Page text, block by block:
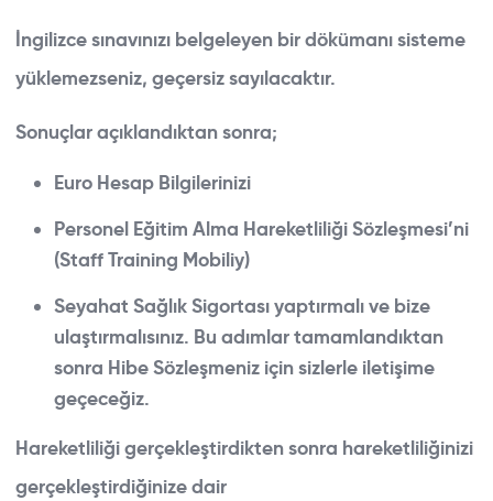
İngilizce sınavınızı belgeleyen bir dökümanı sisteme
yüklemezseniz, geçersiz sayılacaktır.
Sonuçlar açıklandıktan sonra;
Euro Hesap Bilgilerinizi
Personel Eğitim Alma Hareketliliği Sözleşmesi’ni
(Staff Training Mobiliy)
Seyahat Sağlık Sigortası yaptırmalı ve bize
ulaştırmalısınız. Bu adımlar tamamlandıktan
sonra Hibe Sözleşmeniz için sizlerle iletişime
geçeceğiz.
Hareketliliği gerçekleştirdikten sonra hareketliliğinizi
gerçekleştirdiğinize dair